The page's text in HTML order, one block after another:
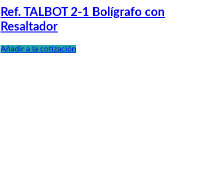
Ref. TALBOT 2-1 Bolígrafo con
Resaltador
Añadir a la cotización